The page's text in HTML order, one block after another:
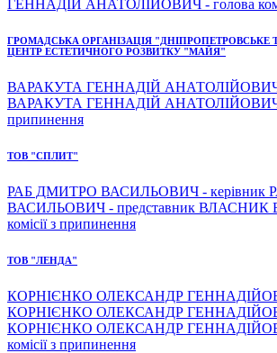
ГЕННАДІЙ АНАТОЛІЙОВИЧ - голова
ГРОМАДСЬКА ОРГАНІЗАЦІЯ "ДНІПРОПЕТРОВСЬКЕ
ЦЕНТР ЕСТЕТИЧНОГО РОЗВИТКУ "МАЙЯ"
ВАРАКУТА ГЕННАДІЙ АНАТОЛІЙОВИЧ -
ВАРАКУТА ГЕННАДІЙ АНАТОЛІЙОВИЧ -
припинення
ТОВ "СПЛИТ"
РАБ ДМИТРО ВАСИЛЬОВИЧ - керівник
ВАСИЛЬОВИЧ - представник ВЛАСНИК
комісії з припинення
ТОВ "ЛЕНДА"
КОРНІЄНКО ОЛЕКСАНДР
КОРНІЄНКО ОЛЕКСАНДР
КОРНІЄНКО ОЛЕКСАНДР
комісії з припинення